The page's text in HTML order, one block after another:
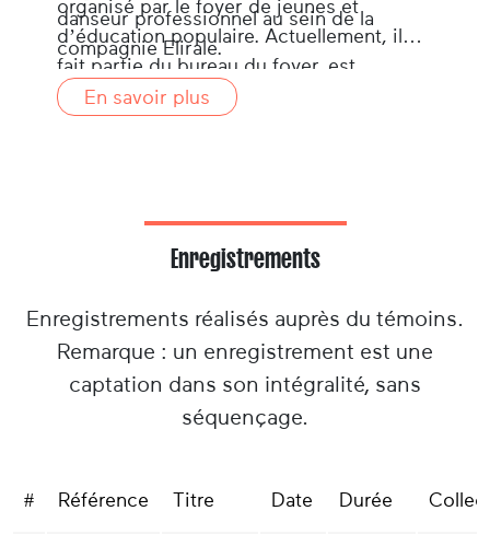
danseur professionnel au sein de la
compagnie Elirale.
organisé par le foyer de jeunes et
d’éducation populaire. Actuellement, il
fait partie du bureau du foyer, est
professeur de danse basque, et participe
En savoir plus
Enregistrements
Enregistrements réalisés auprès du témoins.
Remarque : un enregistrement est une
captation dans son intégralité, sans
séquençage.
# Référence Titre Date Durée